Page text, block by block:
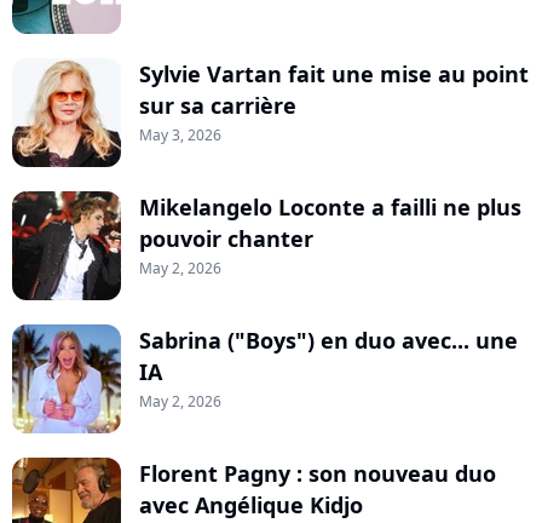
Sylvie Vartan fait une mise au point
sur sa carrière
May 3, 2026
Mikelangelo Loconte a failli ne plus
pouvoir chanter
May 2, 2026
Sabrina ("Boys") en duo avec... une
IA
May 2, 2026
Florent Pagny : son nouveau duo
avec Angélique Kidjo